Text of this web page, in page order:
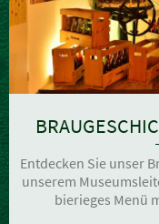
Entdecken Sie unser
unserem
bierieges Menü